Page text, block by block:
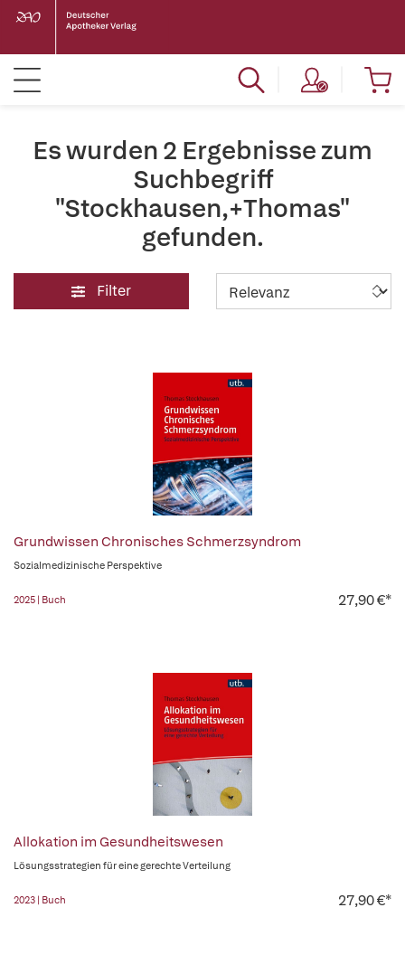
Es wurden 2 Ergebnisse zum
Suchbegriff
"Stockhausen,+Thomas"
gefunden.
Filter
Grundwissen Chronisches Schmerzsyndrom
Sozialmedizinische Perspektive
2025 | Buch 27,90 €*
Allokation im Gesundheitswesen
Lösungsstrategien für eine gerechte Verteilung
2023 | Buch 27,90 €*